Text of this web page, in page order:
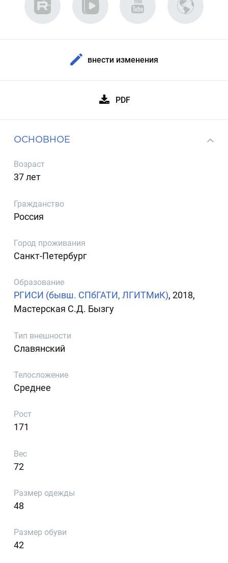
внести изменения
PDF
ОСНОВНОЕ
Возраст
37 лет
Гражданство
Россия
Город проживания
Санкт-Петербург
Образование
РГИСИ (бывш. СПбГАТИ, ЛГИТМиК), 2018,
Мастерская С.Д. Бызгу
Тип внешности
Славянский
Телосложение
Среднее
Рост
171
Вес
72
Размер одежды
48
Размер обуви
42